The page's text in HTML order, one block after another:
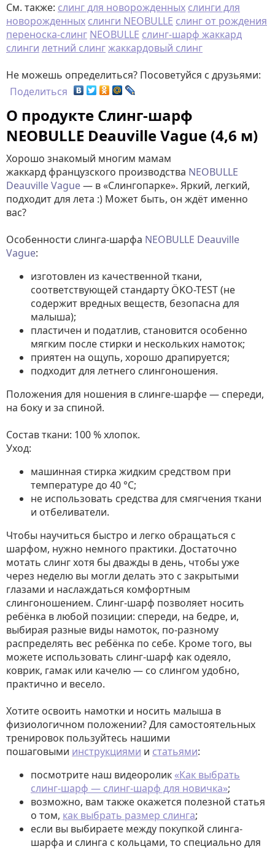
См. также: слинг для новорожденных слинги для
новорожденных слинги NEOBULLE слинг от рождения
переноска-слинг NEOBULLE слинг-шарф жаккард
слинги летний слингжаккардовый слинг
Не можешь определиться? Посоветуйся с друзьями:
Поделиться
О продукте Слинг-шарф
NEOBULLE Deauville Vague (4,6 м)
Хорошо знакомый многим мамам
жаккард французского производства NEOBULLE
Deauville Vague— в «Слингопарке». Яркий, легкий,
подходит для лета :) Может быть, он ждёт именно
вас?
Особенности слинга-шарфа NEOBULLE Deauville
Vague:
изготовлен из качественной ткани,
соответствующей стандарту ÖKO-TEST (не
содержит вредных веществ, безопасна для
малыша);
пластичен и податлив, становится особенно
мягким после стирки и нескольких намоток;
приятен на ощупь, хорошо драпируется;
подходит для летнего слингоношения.
Положения для ношения в слинге-шарфе — спереди,
на боку и за спиной.
Состав ткани: 100 % хлопок.
Уход:
машинная стирка жидким средством при
температуре до 40 °C;
не использовать средства для смягчения ткани
и отбеливатели.
Чтобы научиться быстро и легко обращаться с
шарфом, нужно немного практики. Достаточно
мотать слинг хотя бы дважды в день, чтобы уже
через неделю вы могли делать это с закрытыми
глазами и наслаждаться комфортным
слингоношением. Слинг-шарф позволяет носить
ребёнка в любой позиции: спереди, на бедре, и,
выбирая разные виды намоток, по-разному
распределять вес ребёнка по себе. Кроме того, вы
можете использовать слинг-шарф как одеяло,
коврик, гамак или качелю — со слингом удобно,
практично и весело.
Хотите освоить намотки и носить малыша в
физиологичном положении? Для самостоятельных
тренировок пользуйтесь нашими
пошаговыми инструкциями и статьями:
посмотрите наш видеоролик «Как выбрать
слинг-шарф — слинг-шарф для новичка»;
возможно, вам также окажется полезной статья
о том, как выбрать размер слинга;
если вы выбираете между покупкой слинга-
шарфа и слинга с кольцами, то специально для